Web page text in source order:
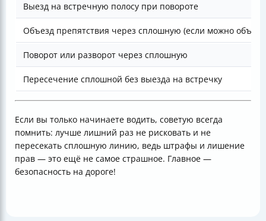
Выезд на встречную полосу при повороте
Объезд препятствия через сплошную (если можно
Поворот или разворот через сплошную
Пересечение сплошной без выезда на встречку
Если вы только начинаете водить, советую всегда
помнить: лучше лишний раз не рисковать и не
пересекать сплошную линию, ведь штрафы и лишение
прав — это ещё не самое страшное. Главное —
безопасность на дороге!